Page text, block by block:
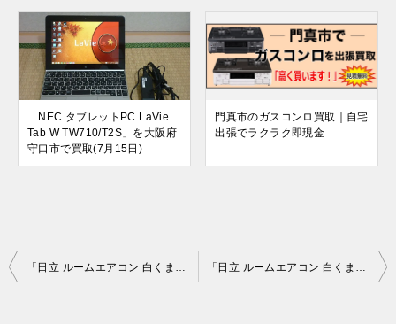
「NEC タブレットPC LaVie
Tab W TW710/T2S」を大阪府
守口市で買取(7月15日)
門真市のガスコンロ買取｜自宅
出張でラクラク即現金
投
「日立 ルームエアコン 白くまくん HITACHI RAS-D40J2-W ステンレスフィルター」を大阪府寝屋川市で買取(2月13日) 「日立 ルームエアコン 白くまくん HITACHI RAS-AJ25G-W 主に8畳用」を大阪市都島区で買取(2月22日)